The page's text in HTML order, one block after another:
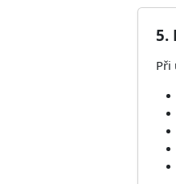
5.
Při